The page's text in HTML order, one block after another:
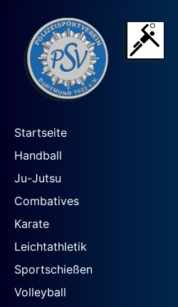
Startseite
Handball
Ju-Jutsu
Combatives
Karate
Leichtathletik
Sportschießen
Volleyball